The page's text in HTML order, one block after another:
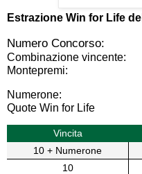
Estrazione Win for Life del
Numero Concorso:
Combinazione vincente:
Montepremi:
Numerone:
Quote Win for Life
Vincita
10 + Numerone
10